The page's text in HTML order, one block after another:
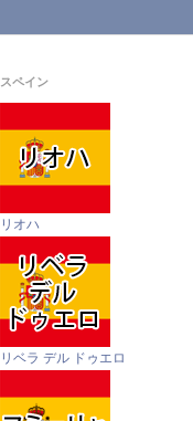
スペイン
リオハ
リベラ デル ドゥエロ